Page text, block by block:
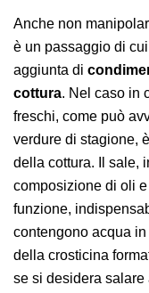
Anche non
è un passaggio di
aggiunta di
cottura. Nel caso in
freschi, come può
verdure di stagione,
della cottura. Il sale,
composizione di oli
funzione,
contengono acqua
della crosticina
se si desidera salare